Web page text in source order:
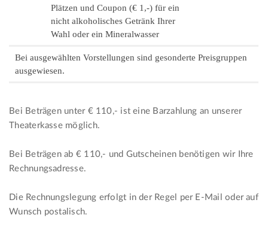
Plätzen und Coupon (€ 1,-) für ein
nicht alkoholisches Getränk Ihrer
Wahl oder ein Mineralwasser
Bei ausgewählten Vorstellungen sind gesonderte Preisgruppen
ausgewiesen.
Bei Beträgen unter € 110,- ist eine Barzahlung an unserer
Theaterkasse möglich.
Bei Beträgen ab € 110,- und Gutscheinen benötigen wir Ihre
Rechnungsadresse.
Die Rechnungslegung erfolgt in der Regel per E-Mail oder auf
Wunsch postalisch.